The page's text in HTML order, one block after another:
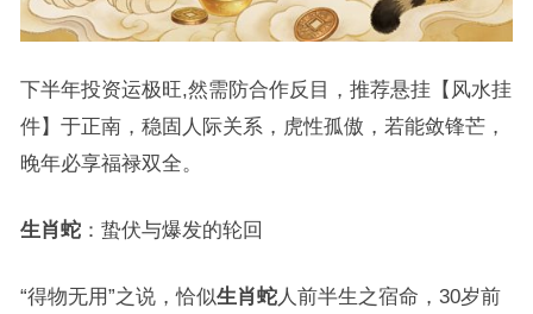
下半年投资运极旺,然需防合作反目，推荐悬挂【风水挂
件】于正南，稳固人际关系，虎性孤傲，若能敛锋芒，
晚年必享福禄双全。
生肖蛇：蛰伏与爆发的轮回
“得物无用”之说，恰似生肖蛇人前半生之宿命，30岁前